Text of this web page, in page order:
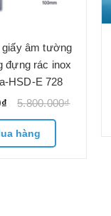
giấy âm tường
đựng rác inox
HSD-E 728
5.800.000₫
hàng